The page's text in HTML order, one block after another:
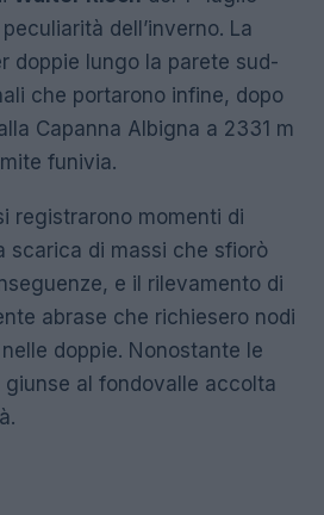
dell’inverno. La
doppie lungo la parete sud-
che portarono infine, dopo
Capanna Albigna a 2331 m
funivia.
registrarono momenti di
scarica di massi che sfiorò
e il rilevamento di
abrase che richiesero nodi
doppie. Nonostante le
al fondovalle accolta